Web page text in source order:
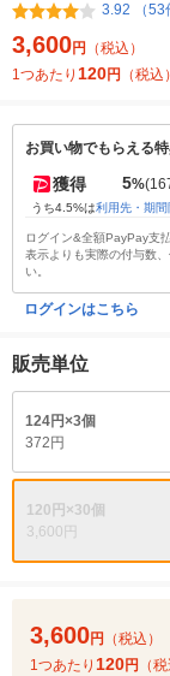
3.92 （53
3,600円
（税込）
1つあたり 120円 （税込）
お買い物でもらえる
獲得 5%
うち4.5%は利用先・期間
ログイン&全額PayPay支
表示よりも実際の付与数
い。
ログインはこちら
販売単位
124円×3個
372円
120円×30個
3,600円
3,600円
（税込）
1つあたり 120円 （